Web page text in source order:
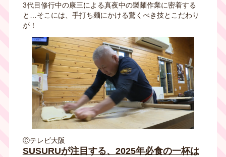
3代目修行中の康三による真夜中の製麺作業に密着する
と…そこには、手打ち麺にかける驚くべき技とこだわり
が！
Ⓒテレビ大阪
SUSURUが注目する、2025年必食の一杯は